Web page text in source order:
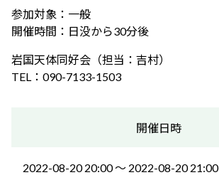
参加対象：一般
開催時間：日没から30分後
岩国天体同好会（担当：吉村）
TEL：090-7133-1503
開催日時
2022-08-20 20:00 〜 2022-08-20 21:00